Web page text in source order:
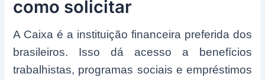
como solicitar
A Caixa é a instituição financeira preferida dos
brasileiros. Isso dá acesso a benefícios
trabalhistas, programas sociais e empréstimos